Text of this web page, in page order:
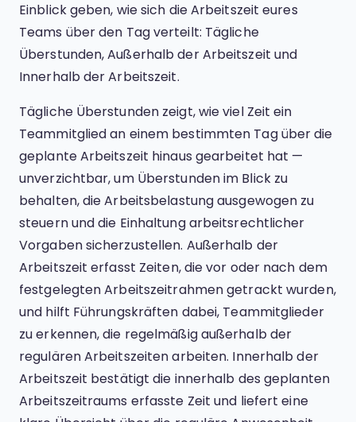
Einblick geben, wie sich die Arbeitszeit eures
Teams über den Tag verteilt: Tägliche
Überstunden, Außerhalb der Arbeitszeit und
Innerhalb der Arbeitszeit.
Tägliche Überstunden zeigt, wie viel Zeit ein
Teammitglied an einem bestimmten Tag über die
geplante Arbeitszeit hinaus gearbeitet hat —
unverzichtbar, um Überstunden im Blick zu
behalten, die Arbeitsbelastung ausgewogen zu
steuern und die Einhaltung arbeitsrechtlicher
Vorgaben sicherzustellen. Außerhalb der
Arbeitszeit erfasst Zeiten, die vor oder nach dem
festgelegten Arbeitszeitrahmen getrackt wurden,
und hilft Führungskräften dabei, Teammitglieder
zu erkennen, die regelmäßig außerhalb der
regulären Arbeitszeiten arbeiten. Innerhalb der
Arbeitszeit bestätigt die innerhalb des geplanten
Arbeitszeitraums erfasste Zeit und liefert eine